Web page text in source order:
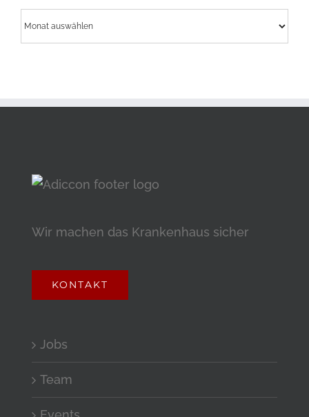
Wir machen das Krankenhaus sicher
KONTAKT
Jobs
Team